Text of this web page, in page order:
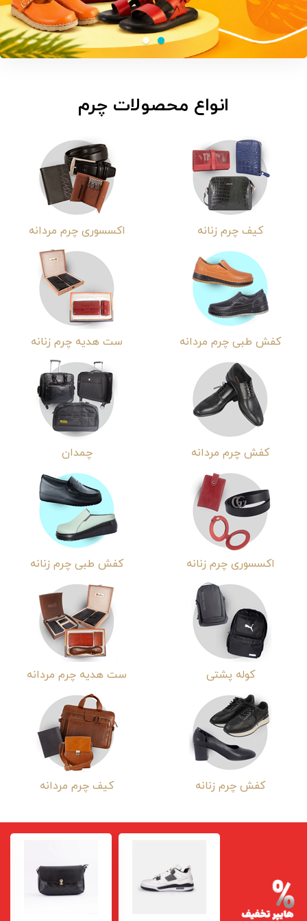
انواع محصولات چرم
کیف چرم زنانه اکسسوری چرم مردانه
کفش طبی چرم مردانه ست هدیه چرم زنانه
کفش چرم مردانه چمدان
اکسسوری چرم زنانه کفش طبی چرم زنانه
کوله پشتی ست هدیه چرم مردانه
کفش چرم زنانه کیف چرم مردانه